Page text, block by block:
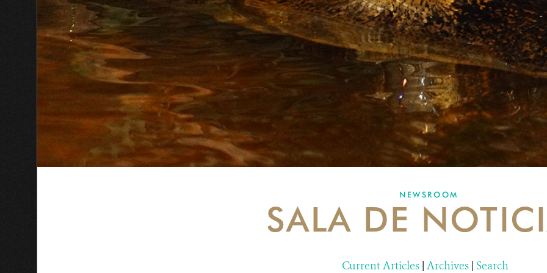
NEWSROOM
SALA DE
Current Articles | Archives | Search